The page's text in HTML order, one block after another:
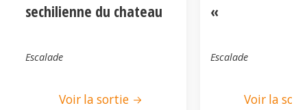
sechilienne du chateau
Escalade
Voir la sortie
«
Escalade
Voir la